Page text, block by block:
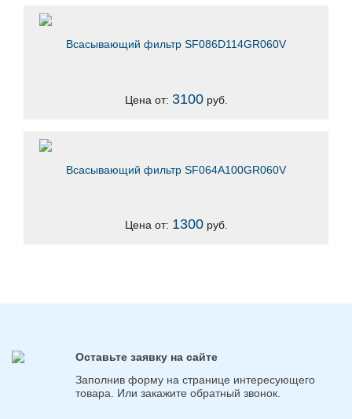
Всасывающий фильтр SF086D114GR060V
Цена от: 3100руб.
Всасывающий фильтр SF064A100GR060V
Цена от: 1300руб.
Оставьте заявку на сайте
Заполнив форму на странице интересующего
товара. Или закажите обратный звонок.